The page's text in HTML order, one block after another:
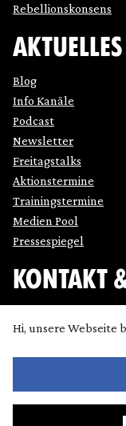
Rebellionskonsens
AKTUELLES
Blog
Info Kanäle
Podcast
Newsletter
Freitagstalks
Aktionstermine
Trainingstermine
Medien Pool
Pressespiegel
KONTAKT
Datenschutz
Presse
Hi, unsere Webseite